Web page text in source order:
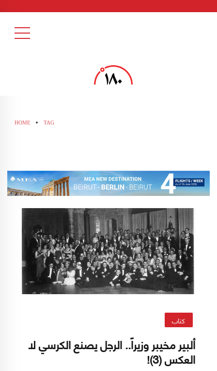
HOME TAG
كتاب
ألبير مخيبر وزيراً.. الرجل يصنع الكرسي لا
العكس (3)!